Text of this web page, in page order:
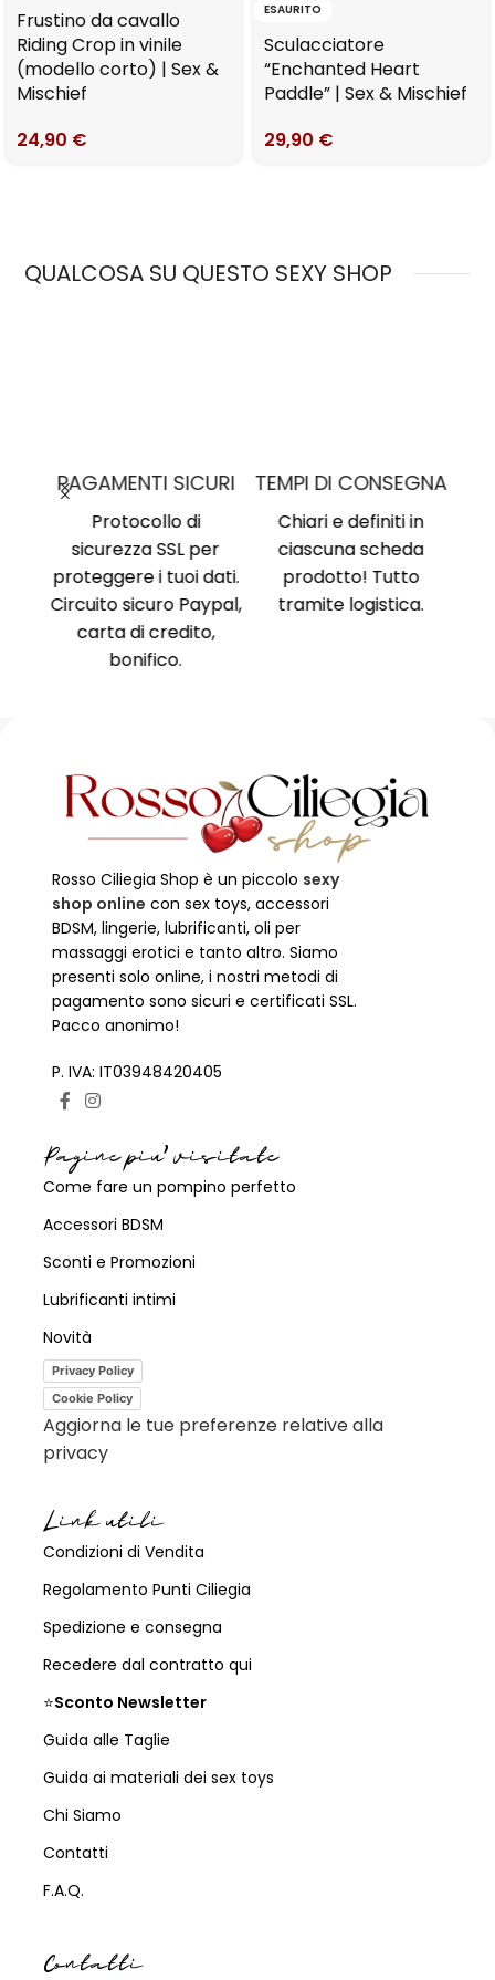
Frustino da cavallo
Riding Crop in vinile
(modello corto) | Sex &
Mischief
24,90 €
ESAURITO
Sculacciatore
“Enchanted Heart
Paddle” | Sex & Mischief
29,90 €
QUALCOSA SU QUESTO SEXY SHOP
PAGAMENTI SICURI
Protocollo di
sicurezza SSL per
proteggere i tuoi dati.
Circuito sicuro Paypal,
carta di credito,
bonifico.
TEMPI DI CONSEGNA
Chiari e definiti in
ciascuna scheda
prodotto! Tutto
tramite logistica.
Rosso Ciliegia Shop è un piccolo sexy
shop online con sex toys, accessori
BDSM, lingerie, lubrificanti, oli per
massaggi erotici e tanto altro. Siamo
presenti solo online, i nostri metodi di
pagamento sono sicuri e certificati SSL.
Pacco anonimo!
P. IVA: IT03948420405
Pagine piu' visitate
Come fare un pompino perfetto
Accessori BDSM
Sconti e Promozioni
Lubrificanti intimi
Novità
Privacy Policy
Cookie Policy
Aggiorna le tue preferenze relative alla
privacy
Link utili
Condizioni di Vendita
Regolamento Punti Ciliegia
Spedizione e consegna
Recedere dal contratto qui
⭐Sconto Newsletter
Guida alle Taglie
Guida ai materiali dei sex toys
Chi Siamo
Contatti
F.A.Q.
Contatti